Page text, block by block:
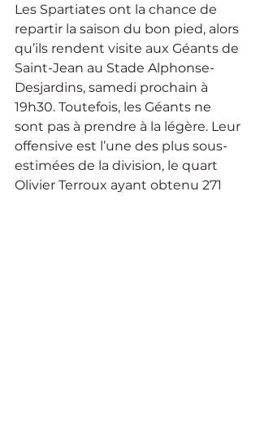
Les Spartiates ont la chance de
repartir la saison du bon pied, alors
qu’ils rendent visite aux Géants de
Saint-Jean au Stade Alphonse-
Desjardins, samedi prochain à
19h30. Toutefois, les Géants ne
sont pas à prendre à la légère. Leur
offensive est l’une des plus sous-
estimées de la division, le quart
Olivier Terroux ayant obtenu 271